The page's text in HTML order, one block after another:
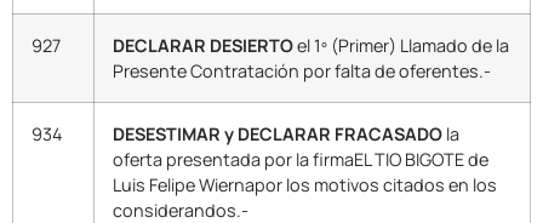
927 DECLARAR DESIERTOel 1º (Primer) Llamado de la
Presente Contratación por falta de oferentes.-
934 DESESTIMAR y DECLARAR FRACASADO la
oferta presentada por la firmaEL TIO BIGOTE de
Luis Felipe Wiernapor los motivos citados en los
considerandos.-